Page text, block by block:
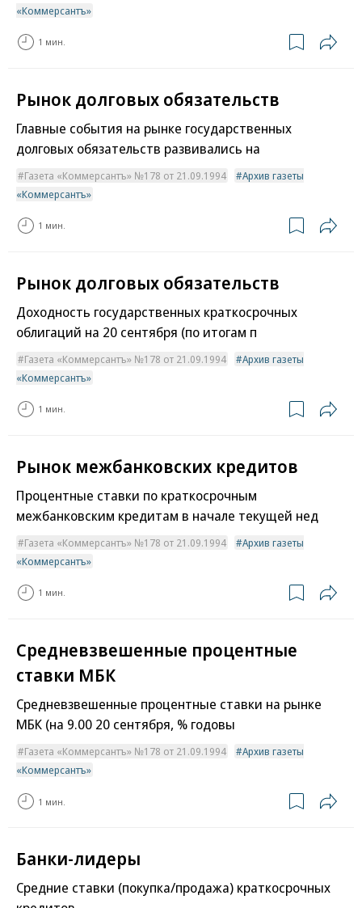
«Коммерсантъ»
1 мин.
Рынок долговых обязательств
Главные события на рынке государственных
долговых обязательств развивались на
Газета «Коммерсантъ» №178 от 21.09.1994
Архив газеты
«Коммерсантъ»
1 мин.
Рынок долговых обязательств
Доходность государственных краткосрочных
облигаций на 20 сентября (по итогам п
Газета «Коммерсантъ» №178 от 21.09.1994
Архив газеты
«Коммерсантъ»
1 мин.
Рынок межбанковских кредитов
Процентные ставки по краткосрочным
межбанковским кредитам в начале текущей нед
Газета «Коммерсантъ» №178 от 21.09.1994
Архив газеты
«Коммерсантъ»
1 мин.
Средневзвешенные процентные
ставки МБК
Средневзвешенные процентные ставки на рынке
МБК (на 9.00 20 сентября, % годовы
Газета «Коммерсантъ» №178 от 21.09.1994
Архив газеты
«Коммерсантъ»
1 мин.
Банки-лидеры
Средние ставки (покупка/продажа) краткосрочных